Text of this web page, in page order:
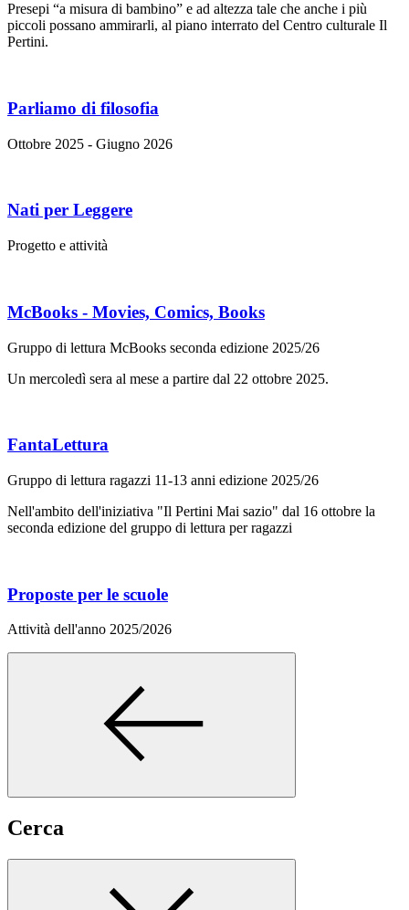
Presepi “a misura di bambino” e ad altezza tale che anche i più
piccoli possano ammirarli, al piano interrato del Centro culturale Il
Pertini.
Parliamo di filosofia
Ottobre 2025 - Giugno 2026
Nati per Leggere
Progetto e attività
McBooks - Movies, Comics, Books
Gruppo di lettura McBooks seconda edizione 2025/26
Un mercoledì sera al mese a partire dal 22 ottobre 2025.
FantaLettura
Gruppo di lettura ragazzi 11-13 anni edizione 2025/26
Nell'ambito dell'iniziativa "Il Pertini Mai sazio" dal 16 ottobre la
seconda edizione del gruppo di lettura per ragazzi
Proposte per le scuole
Attività dell'anno 2025/2026
Cerca